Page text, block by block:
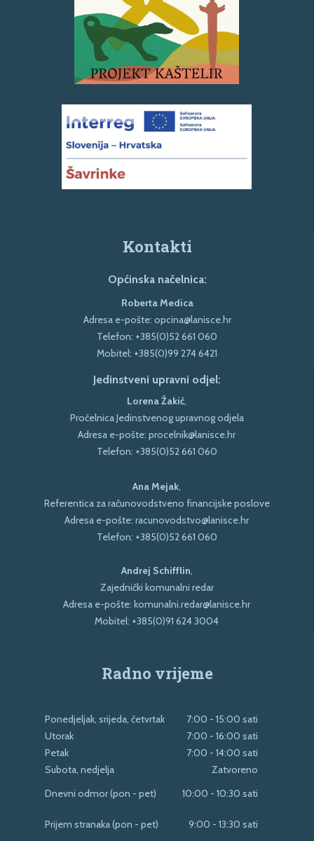
Kontakti
Općinska načelnica:
Roberta Medica
Adresa e-pošte: opcina@lanisce.hr
Telefon: +385(0)52 661 060
Mobitel: +385(0)99 274 6421
Jedinstveni upravni odjel:
Lorena Žakić,
Pročelnica Jedinstvenog upravnog odjela
Adresa e-pošte: procelnik@lanisce.hr
Telefon: +385(0)52 661 060
Ana Mejak,
Referentica za računovodstveno financijske poslove
Adresa e-pošte: racunovodstvo@lanisce.hr
Telefon: +385(0)52 661 060
Andrej Schifflin,
Zajednički komunalni redar
Adresa e-pošte: komunalni.redar@lanisce.hr
Mobitel: +385(0)91 624 3004
Radno vrijeme
Ponedjeljak, srijeda, četvrtak
7:00 - 15:00 sati
Utorak
7:00 - 16:00 sati
Petak
7:00 - 14:00 sati
Subota, nedjelja
Zatvoreno
Dnevni odmor (pon - pet)
10:00 - 10:30 sati
Prijem stranaka (pon - pet) 9:00 - 13:30 sati